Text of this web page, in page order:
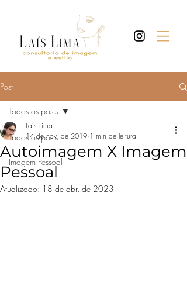
Post
Todos os posts
Imagem Pessoal
Todos os posts
Autoimagem X Imagem
Pessoal
Laís Lima
14 de nov. de 2019 1 min de leitura
Atualizado: 18 de abr. de 2023